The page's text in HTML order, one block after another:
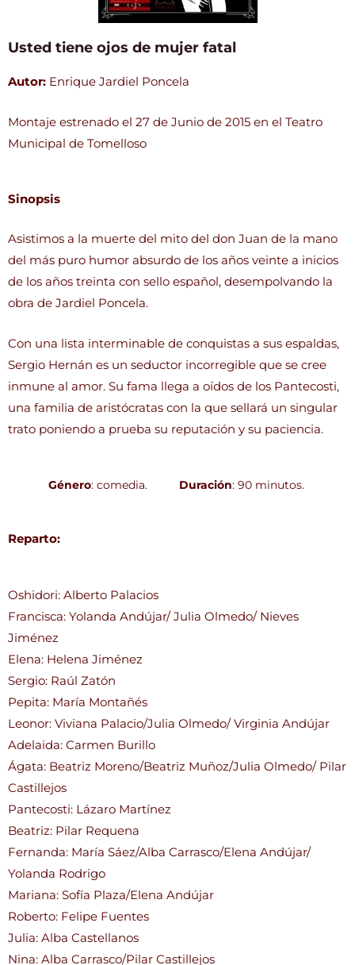
Usted tiene ojos de mujer fatal
Autor: Enrique Jardiel Poncela
Montaje estrenado el 27 de Junio de 2015 en el Teatro
Municipal de Tomelloso
Sinopsis
Asistimos a la muerte del mito del don Juan de la mano
del más puro humor absurdo de los años veinte a inicios
de los años treinta con sello español, desempolvando la
obra de Jardiel Poncela.
Con una lista interminable de conquistas a sus espaldas,
Sergio Hernán es un seductor incorregible que se cree
inmune al amor. Su fama llega a oídos de los Pantecosti,
una familia de aristócratas con la que sellará un singular
trato poniendo a prueba su reputación y su paciencia.
Género: comedia. Duración: 90 minutos.
Reparto:
Oshidori: Alberto Palacios
Francisca: Yolanda Andújar/ Julia Olmedo/ Nieves
Jiménez
Elena: Helena Jiménez
Sergio: Raúl Zatón
Pepita: María Montañés
Leonor: Viviana Palacio/Julia Olmedo/ Virginia Andújar
Adelaida: Carmen Burillo
Ágata: Beatriz Moreno/Beatriz Muñoz/Julia Olmedo/ Pilar
Castillejos
Pantecosti: Lázaro Martínez
Beatriz: Pilar Requena
Fernanda: María Sáez/Alba Carrasco/Elena Andújar/
Yolanda Rodrigo
Mariana: Sofía Plaza/Elena Andújar
Roberto: Felipe Fuentes
Julia: Alba Castellanos
Nina: Alba Carrasco/Pilar Castillejos